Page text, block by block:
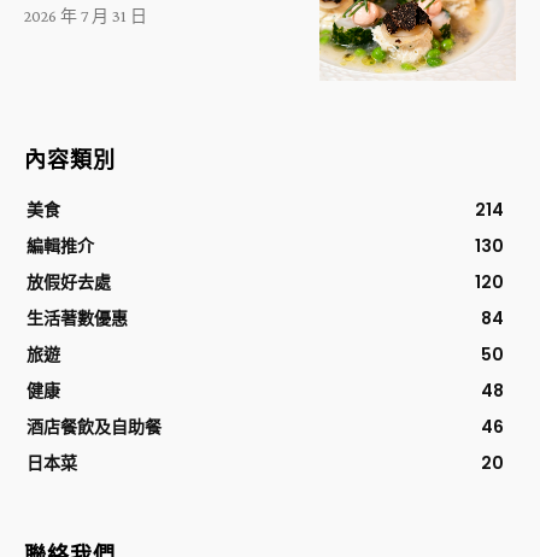
2026 年 7 月 31 日
內容類別
美食
214
編輯推介
130
放假好去處
120
生活著數優惠
84
旅遊
50
健康
48
酒店餐飲及自助餐
46
日本菜
20